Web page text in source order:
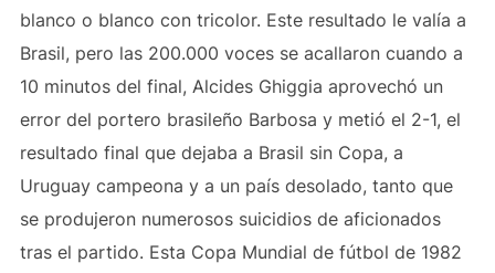
blanco o blanco con tricolor. Este resultado le valía a
Brasil, pero las 200.000 voces se acallaron cuando a
10 minutos del final, Alcides Ghiggia aprovechó un
error del portero brasileño Barbosa y metió el 2-1, el
resultado final que dejaba a Brasil sin Copa, a
Uruguay campeona y a un país desolado, tanto que
se produjeron numerosos suicidios de aficionados
tras el partido. Esta Copa Mundial de fútbol de 1982